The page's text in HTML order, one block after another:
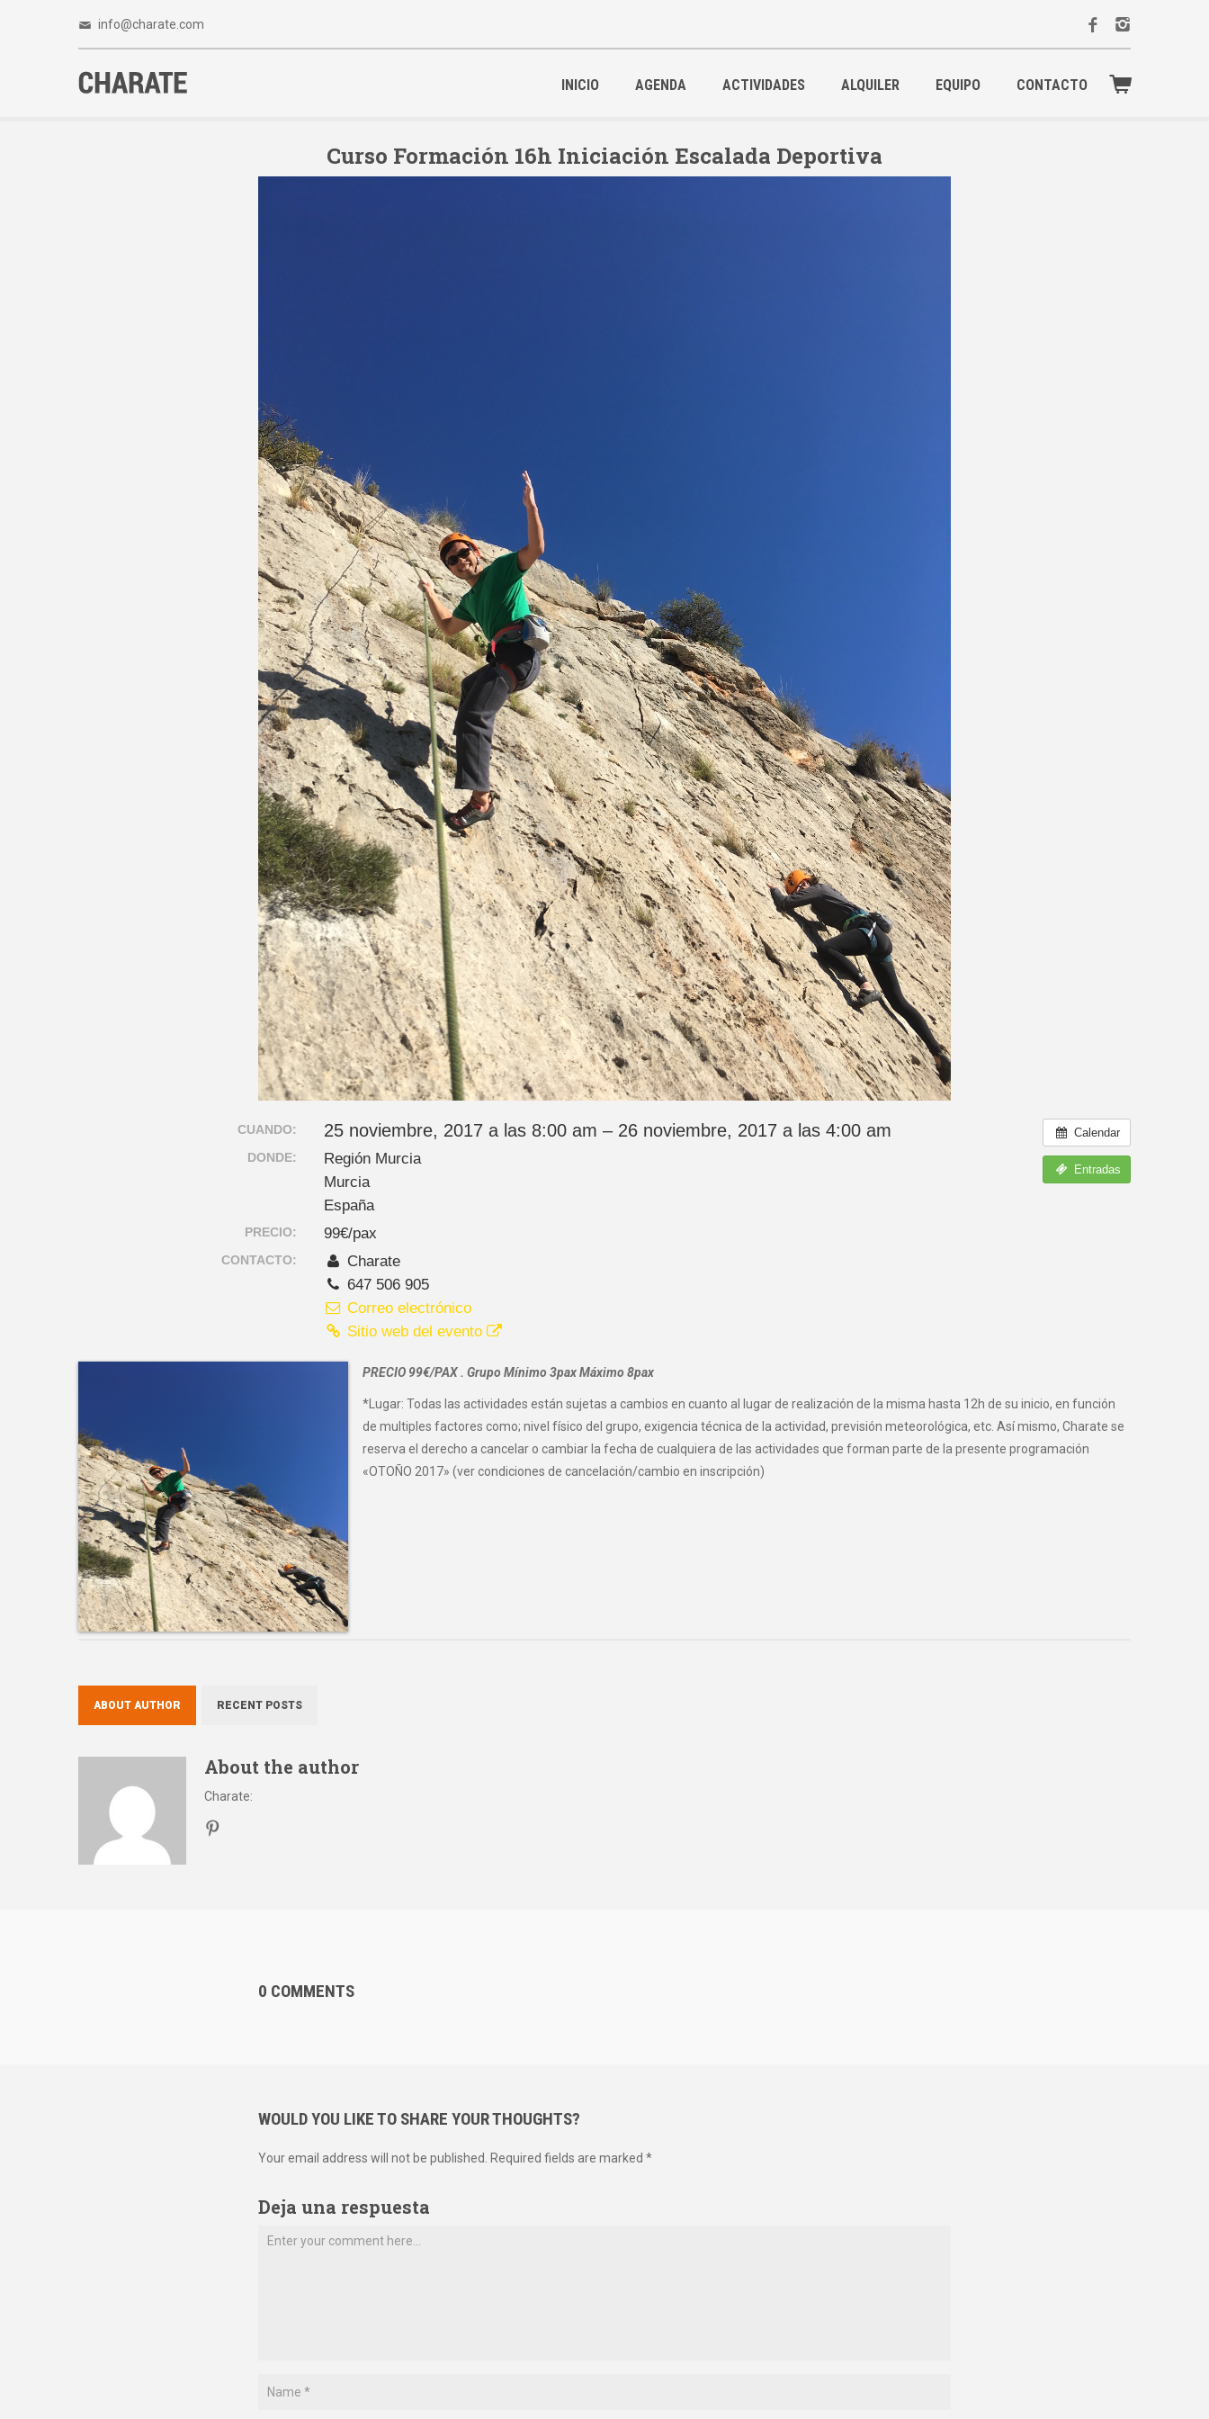
info@charate.com
INICIO AGENDA ACTIVIDADES ALQUILER EQUIPO CONTACTO
Curso Formación 16h Iniciación Escalada Deportiva
Calendar
Entradas
CUANDO: 25 noviembre, 2017 a las 8:00 am – 26 noviembre, 2017 a las 4:00 am
DONDE:
Región Murcia
Murcia
España
PRECIO: 99€/pax
CONTACTO:
Charate
647 506 905
Correo electrónico
Sitio web del evento
PRECIO 99€/PAX . Grupo Mínimo 3pax Máximo 8pax
*Lugar: Todas las actividades están sujetas a cambios en cuanto al lugar de realización de la misma hasta 12h de su inicio, en función
de multiples factores como; nivel físico del grupo, exigencia técnica de la actividad, previsión meteorológica, etc. Así mismo, Charate se
reserva el derecho a cancelar o cambiar la fecha de cualquiera de las actividades que forman parte de la presente programación
«OTOÑO 2017» (ver condiciones de cancelación/cambio en inscripción)
ABOUT AUTHOR RECENT POSTS
About the author
Charate:
0 COMMENTS
WOULD YOU LIKE TO SHARE YOUR THOUGHTS?
Your email address will not be published. Required fields are marked *
Deja una respuesta